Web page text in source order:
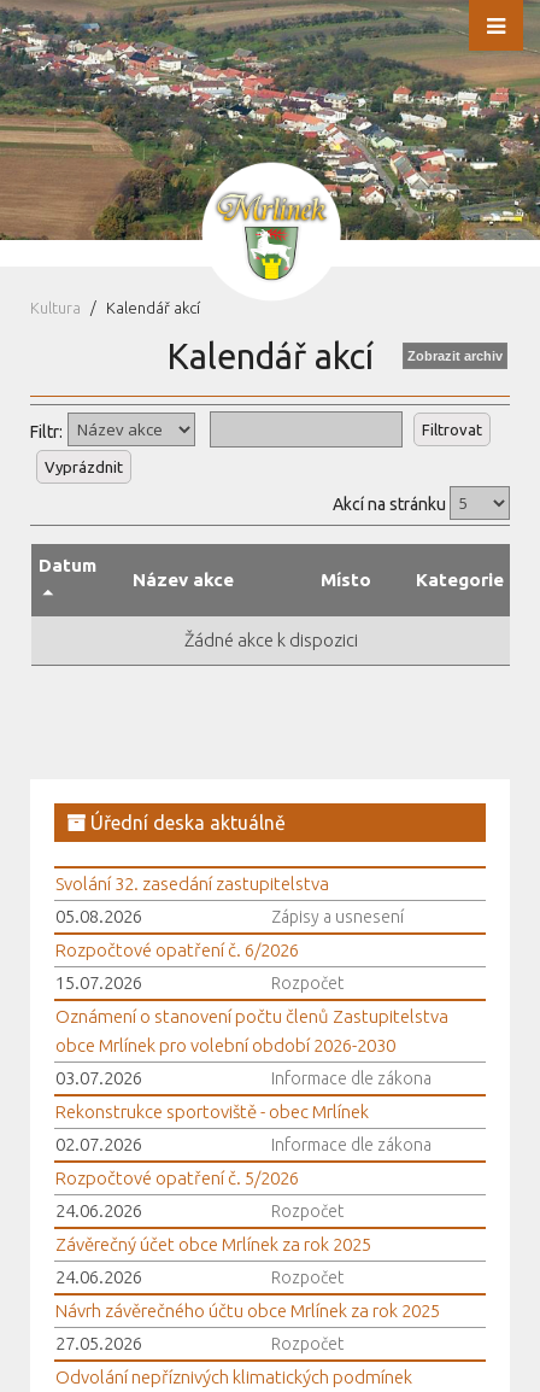
Kultura Kalendář akcí
Zobrazit archiv
Kalendář akcí
Filtr: Filtrovat
Vyprázdnit
Akcí na stránku
Datum
Název akce Místo Kategorie
Žádné akce k dispozici
Úřední deska aktuálně
Svolání 32. zasedání zastupitelstva
05.08.2026
Zápisy a usnesení
Rozpočtové opatření č. 6/2026
15.07.2026
Rozpočet
Oznámení o stanovení počtu členů Zastupitelstva
obce Mrlínek pro volební období 2026-2030
03.07.2026
Informace dle zákona
Rekonstrukce sportoviště - obec Mrlínek
02.07.2026
Informace dle zákona
Rozpočtové opatření č. 5/2026
24.06.2026
Rozpočet
Závěrečný účet obce Mrlínek za rok 2025
24.06.2026
Rozpočet
Návrh závěrečného účtu obce Mrlínek za rok 2025
27.05.2026
Rozpočet
Odvolání nepříznivých klimatických podmínek